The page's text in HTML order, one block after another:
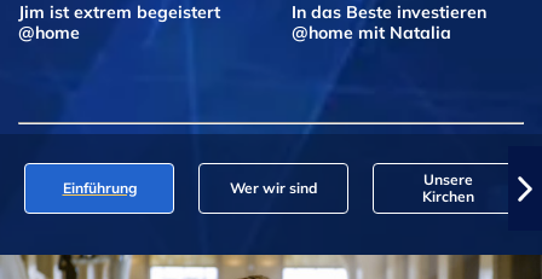
Jim ist extrem begeistert
@home
In das Beste investieren
@home mit Natalia
Einführung Wer wir sind
Unsere
Kirchen